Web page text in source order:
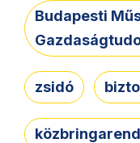
Budapesti
zsidó